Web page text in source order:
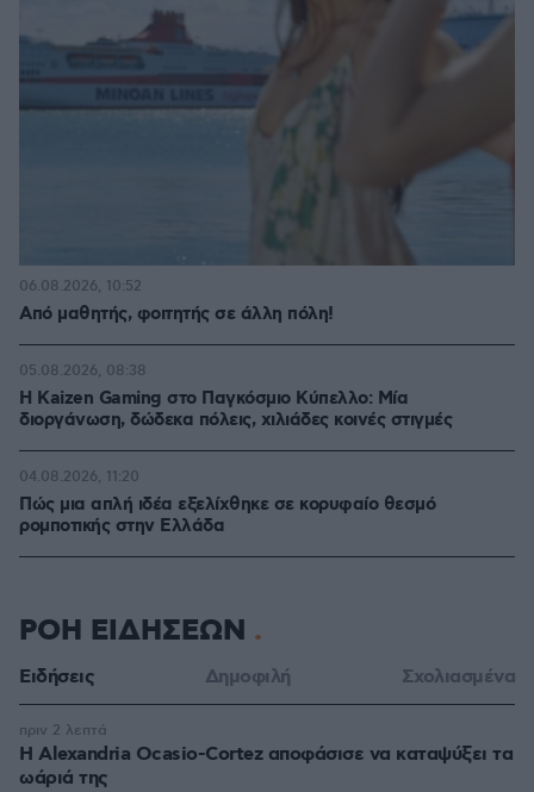
Από μαθητής, φοιτητής σε άλλη πόλη!
06.08.2026, 10:52
H Kaizen Gaming στο Παγκόσμιο Kύπελλο: Μία
διοργάνωση, δώδεκα πόλεις, χιλιάδες κοινές στιγμές
05.08.2026, 08:38
Πώς μια απλή ιδέα εξελίχθηκε σε κορυφαίο θεσμό
ρομποτικής στην Ελλάδα
04.08.2026, 11:20
ΡΟΗ ΕΙΔΗΣΕΩΝ
Ειδήσεις Δημοφιλή Σχολιασμένα
Η Alexandria Ocasio-Cortez αποφάσισε να καταψύξει τα
ωάριά της
πριν 2 λεπτά